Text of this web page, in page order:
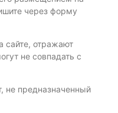
через форму
сайте, отражают
не совпадать с
не предназначенный